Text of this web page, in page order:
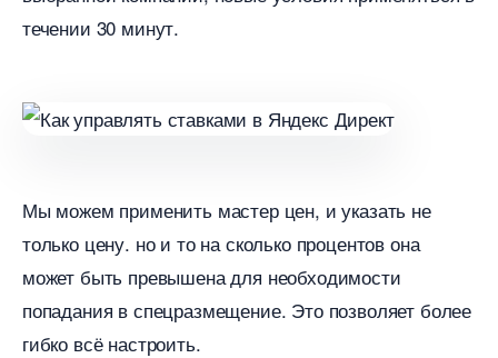
течении 30 минут.
Мы можем применить мастер цен, и указать не
только цену. но и то на сколько процентов она
может быть превышена для необходимости
попадания в спецразмещение. Это позволяет более
ибко всё настроить.